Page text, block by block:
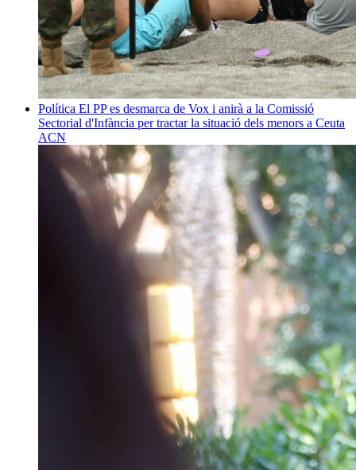
Política El PP es desmarca de Vox i anirà a la Comissió
Sectorial d'Infància per tractar la situació dels menors a Ceuta
ACN